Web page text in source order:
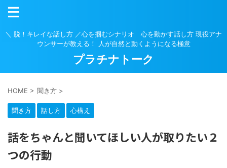
＼ 脱！キレイな話し方 ／心を掴むシナリオ 心を動かす話し方 現役アナ
ウンサーが教える！ 人が自然と動くようになる極意
プラチナトーク
HOME > 聞き方 >
聞き方 話し方 心構え
話をちゃんと聞いてほしい人が取りたい２
つの行動